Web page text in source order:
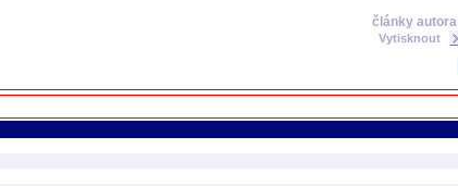
články autora
Vytisknout